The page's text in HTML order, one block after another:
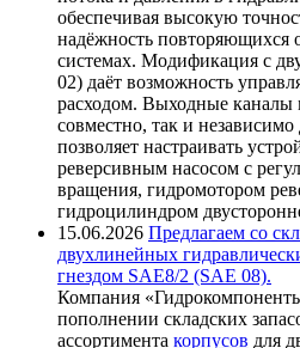
обеспечивая высокую
надёжность повторяющихся
системах. Модификация с
02) даёт возможность
расходом. Выходные каналы
совместно, так и независимо
позволяет настраивать
реверсивным насосом с
вращения, гидромотором
гидроцилиндром
15.06.2026 Предлагаем со
двухлинейных
гнездом SAE8/2 (SAE 08).
Компания
пополнении складских
ассортимента корпусов для